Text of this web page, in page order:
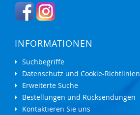
INFORMATIONEN
Suchbegriffe
Datenschutz und Cookie-Richtlinien
Erweiterte Suche
Bestellungen und Rücksendungen
Kontaktieren Sie uns